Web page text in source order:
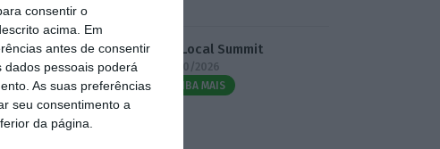
consentir o
acima. Em
antes de consentir
pessoais poderá
As suas preferências
seu consentimento a
da página.
3.º Local Summit
07/10/2026
SAIBA MAIS